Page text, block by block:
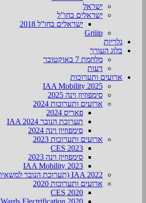
ישראל
ישראלים בחו”ל
ישראלים בחו”ל 2018
Griiip
גלריות
בלוג העורך
מלחמת 7 באוקטובר
דעות
ארועים ותערוכות
2025 IAA Mobility
סימפוזיון וינה 2025
ארועים ותערוכות 2024
פאריס 2024
תערוכת הנובר IAA 2024
סימפוזיון וינה 2024
ארועים ותערוכות 2023
CES 2023
סימפוזיון וינה 2023
IAA Mobility 2023
IAA 2022 (תערוכת הנובר למשאיות)
ארועים ותערוכות 2020
CES 2020
Wards Electrification 2020